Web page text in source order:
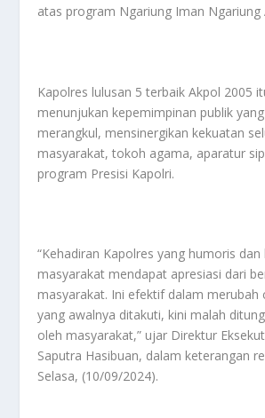
atas program Ngariung Iman Ngariung
Kapolres lulusan 5 terbaik Akpol 2005
menunjukan kepemimpinan publik
merangkul, mensinergikan kekuatan
masyarakat, tokoh agama, aparatur
program Presisi Kapolri.
“Kehadiran Kapolres yang humoris
masyarakat mendapat apresiasi dari
masyarakat. Ini efektif dalam merubah
yang awalnya ditakuti, kini malah
oleh masyarakat,” ujar Direktur
Saputra Hasibuan, dalam keterangan
Selasa, (10/09/2024).